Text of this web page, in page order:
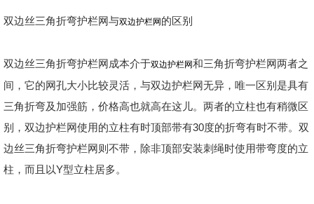
双边丝三角折弯护栏网与双边护栏网的区别
双边丝三角折弯护栏网成本介于双边护栏网和三角折弯护栏网两者之
间，它的网孔大小比较灵活，与双边护栏网无异，唯一区别是具有
三角折弯及加强筋，价格高也就高在这儿。两者的立柱也有稍微区
别，双边护栏网使用的立柱有时顶部带有30度的折弯有时不带。双
边丝三角折弯护栏网则不带，除非顶部安装刺绳时使用带弯度的立
柱，而且以Y型立柱居多。